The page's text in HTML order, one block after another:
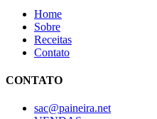
Home
Sobre
Receitas
Contato
CONTATO
sac@paineira.net